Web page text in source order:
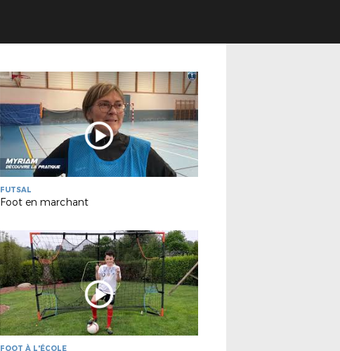
FUTSAL
Foot en marchant
FOOT À L'ÉCOLE